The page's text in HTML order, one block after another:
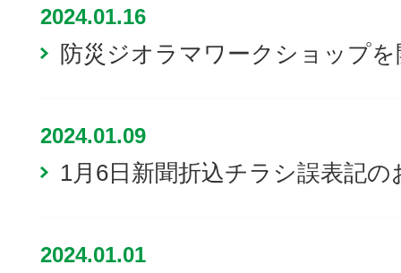
2024.01.16
防災ジオラマワークショップ
2024.01.09
1月6日新聞折込チラシ誤表記
2024.01.01